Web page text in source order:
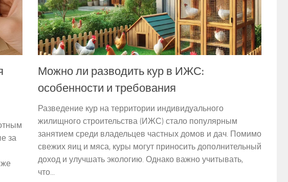
за
Можно ли разводить кур в ИЖС:
особенности и требования
Разведение кур на территории индивидуального
жилищного строительства (ИЖС) стало популярным
занятием среди владельцев частных домов и дач. Помимо
свежих яиц и мяса, куры могут приносить дополнительный
доход и улучшать экологию. Однако важно учитывать,
что...